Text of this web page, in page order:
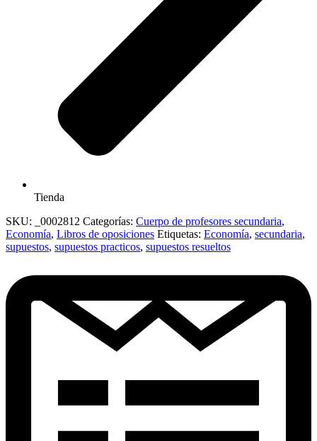
Tienda
SKU:
_0002812 Categorías: Cuerpo de profesores secundaria,
Economía, Libros de oposiciones Etiquetas: Economía, secundaria,
supuestos, supuestos practicos, supuestos resueltos